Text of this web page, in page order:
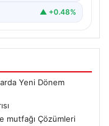
▲ +0.48%
Yeni Dönem
mutfağı Çözümleri